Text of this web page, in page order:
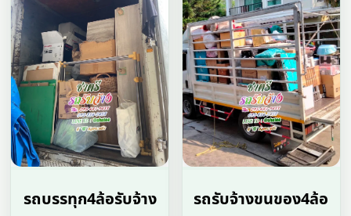
รถบรรทุก4ล้อรับจ้าง
รถรับจ้างขนของ4ล้อ